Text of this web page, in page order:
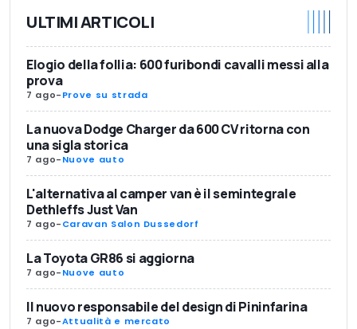
ULTIMI ARTICOLI
Elogio della follia: 600 furibondi cavalli messi alla
prova
7 ago-Prove su strada
La nuova Dodge Charger da 600 CV ritorna con
una sigla storica
7 ago-Nuove auto
L'alternativa al camper van è il semintegrale
Dethleffs Just Van
7 ago-Caravan Salon Dussedorf
La Toyota GR86 si aggiorna
7 ago-Nuove auto
Il nuovo responsabile del design di Pininfarina
7 ago-Attualità e mercato